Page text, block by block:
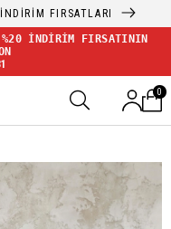
FIRSATLARI
İNDİRİM FIRSATININ
0